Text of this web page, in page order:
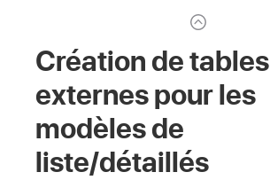
Création de tables
externes pour les
modèles de
liste/détaillés